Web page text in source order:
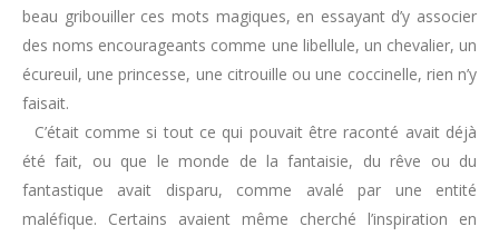
beau gribouiller ces mots magiques, en essayant d’y associer
des noms encourageants comme une libellule, un chevalier, un
écureuil, une princesse, une citrouille ou une coccinelle, rien n’y
faisait.
C’était comme si tout ce qui pouvait être raconté avait déjà
été fait, ou que le monde de la fantaisie, du rêve ou du
fantastique avait disparu, comme avalé par une entité
maléfique. Certains avaient même cherché l’inspiration en